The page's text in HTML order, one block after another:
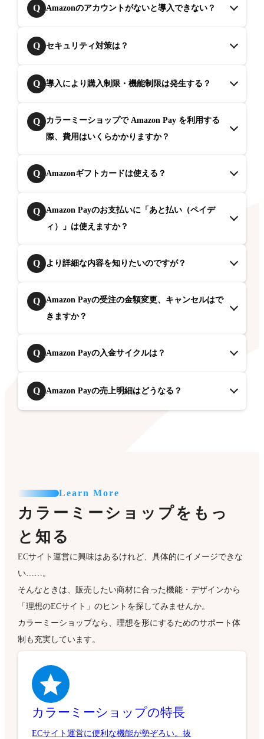
Q Amazonのアカウントがないと導入できない？
Q セキュリティ対策は？
Q 導入により購入制限・機能制限は発生する？
Q
カラーミーショップで Amazon Pay を利用する
際、費用はいくらかかりますか？
Q Amazonギフトカードは使える？
Q
Amazon Payのお支払いに「あと払い（ペイデ
ィ）」は使えますか？
Q より詳細な内容を知りたいのですが？
Q
Amazon Payの受注の金額変更、キャンセルはで
きますか？
Q Amazon Payの入金サイクルは？
Q Amazon Payの売上明細はどうなる？
Learn More
カラーミーショップをもっ
と知る
ECサイト運営に興味はあるけれど、具体的にイメージできな
い……。
そんなときは、販売したい商材に合った機能・デザインから
「理想のECサイト」のヒントを探してみませんか。
カラーミーショップなら、理想を形にするためのサポート体
制も充実しています。
カラーミーショップの特長
ECサイト運営に便利な機能が勢ぞろい。抜